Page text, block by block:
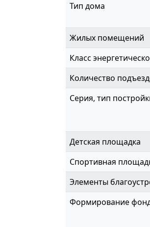
Тип дома
Жилых помещений
Класс
Количество
Серия, тип
Детская площадка
Спортивная
Элементы
Формирование